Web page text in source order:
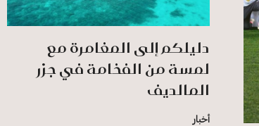
دليلكم إلى المغامرة مع
لمسة من الفخامة في جزر
المالديف
أخبار